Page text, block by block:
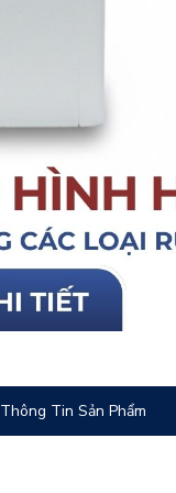
Thông Tin Sản Phẩm